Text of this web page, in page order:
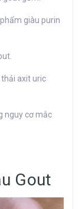
giàu purin
thải axit uric
nguy cơ mắc
Gout